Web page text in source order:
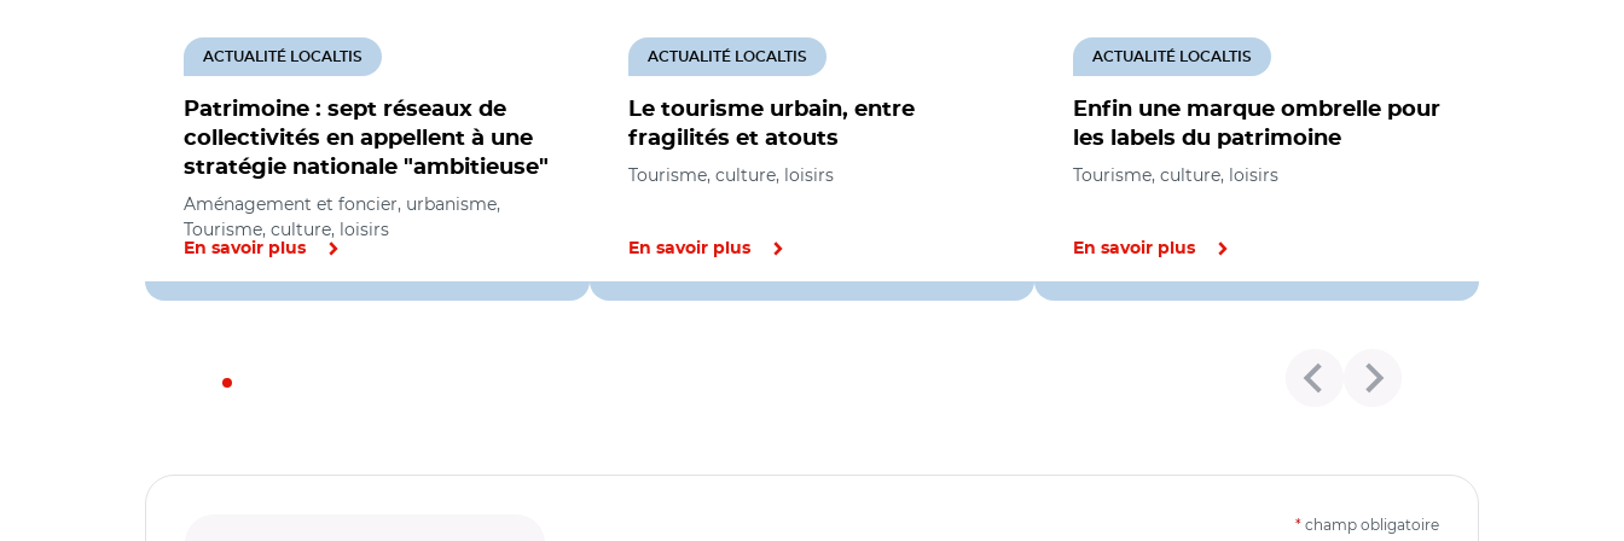
Patrimoine : sept réseaux de
collectivités en appellent à une
stratégie nationale "ambitieuse"
ACTUALITÉ LOCALTIS
Aménagement et foncier, urbanisme,
Tourisme, culture, loisirs
En savoir plus
Le tourisme urbain, entre
fragilités et atouts
ACTUALITÉ LOCALTIS
Tourisme, culture, loisirs
En savoir plus
Enfin une marque ombrelle pour
les labels du patrimoine
ACTUALITÉ LOCALTIS
Tourisme, culture, loisirs
En savoir plus
* champ obligatoire